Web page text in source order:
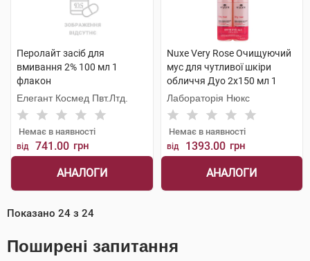
Перолайт засіб для
вмивання 2% 100 мл 1
флакон
Елегант Космед Пвт.Лтд.
Немає в наявності
від 741.00 грн
АНАЛОГИ
Nuxe Very Rose Очищуючий
мус для чутливої шкіри
обличчя Дуо 2x150 мл 1
набір
Лабораторія Нюкс
Немає в наявності
від 1393.00 грн
АНАЛОГИ
Показано 24 з 24
Поширені запитання